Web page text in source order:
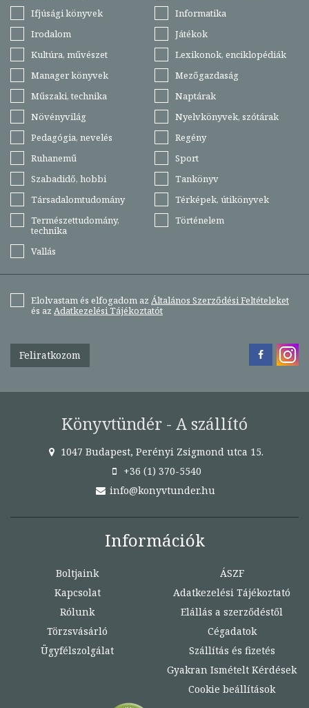
Ifjúsági könyvek
Informatika
Irodalom
Játékok
Kultúra, művészet
Lexikonok, enciklopédiák
Manager könyvek
Mezőgazdaság
Műszaki, technika
Naptárak
Növényvilág
Nyelvkönyvek, szótárak
Pedagógia, nevelés
Regény
Ruhanemű
Sport
Szabadidő, hobbi
Tankönyv
Társadalomtudomány
Térképek, útikönyvek
Természettudomány,
technika
Történelem
Vallás
Elolvastam és elfogadom az Általános Szerződési Feltételeket
és az Adatkezelési Tájékoztatót
Feliratkozom
Könyvtündér - A szállító
1047 Budapest, Perényi Zsigmond utca 15.
+36 (1) 370-5540
info@konyvtunder.hu
Információk
Boltjaink
Kapcsolat
Rólunk
Törzsvásárló
Ügyfélszolgálat
ÁSZF
Adatkezelési Tájékoztató
Elállás a szerződéstől
Cégadatok
Szállítás és fizetés
Gyakran Ismételt Kérdések
Cookie beállítások